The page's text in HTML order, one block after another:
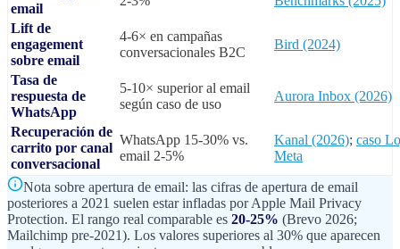
email
Lift de
engagement
sobre email
4-6× en campañas
conversacionales B2C
Bird (2024)
Tasa de
respuesta de
WhatsApp
5-10× superior al email
según caso de uso
Aurora Inbox (2026)
Recuperación de
carrito por canal
conversacional
WhatsApp 15-30% vs.
email 2-5%
Kanal (2026); caso
Meta
Nota sobre apertura de email: las cifras de apertura de email
posteriores a 2021 suelen estar infladas por Apple Mail Privacy
Protection. El rango real comparable es 20-25% (Brevo 2026;
Mailchimp pre-2021). Los valores superiores al 30% que aparecen